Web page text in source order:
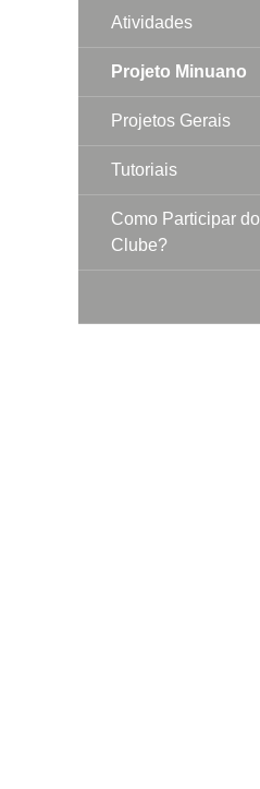
Atividades
Projeto Minuano
Projetos Gerais
Tutoriais
Como Participar do
Clube?